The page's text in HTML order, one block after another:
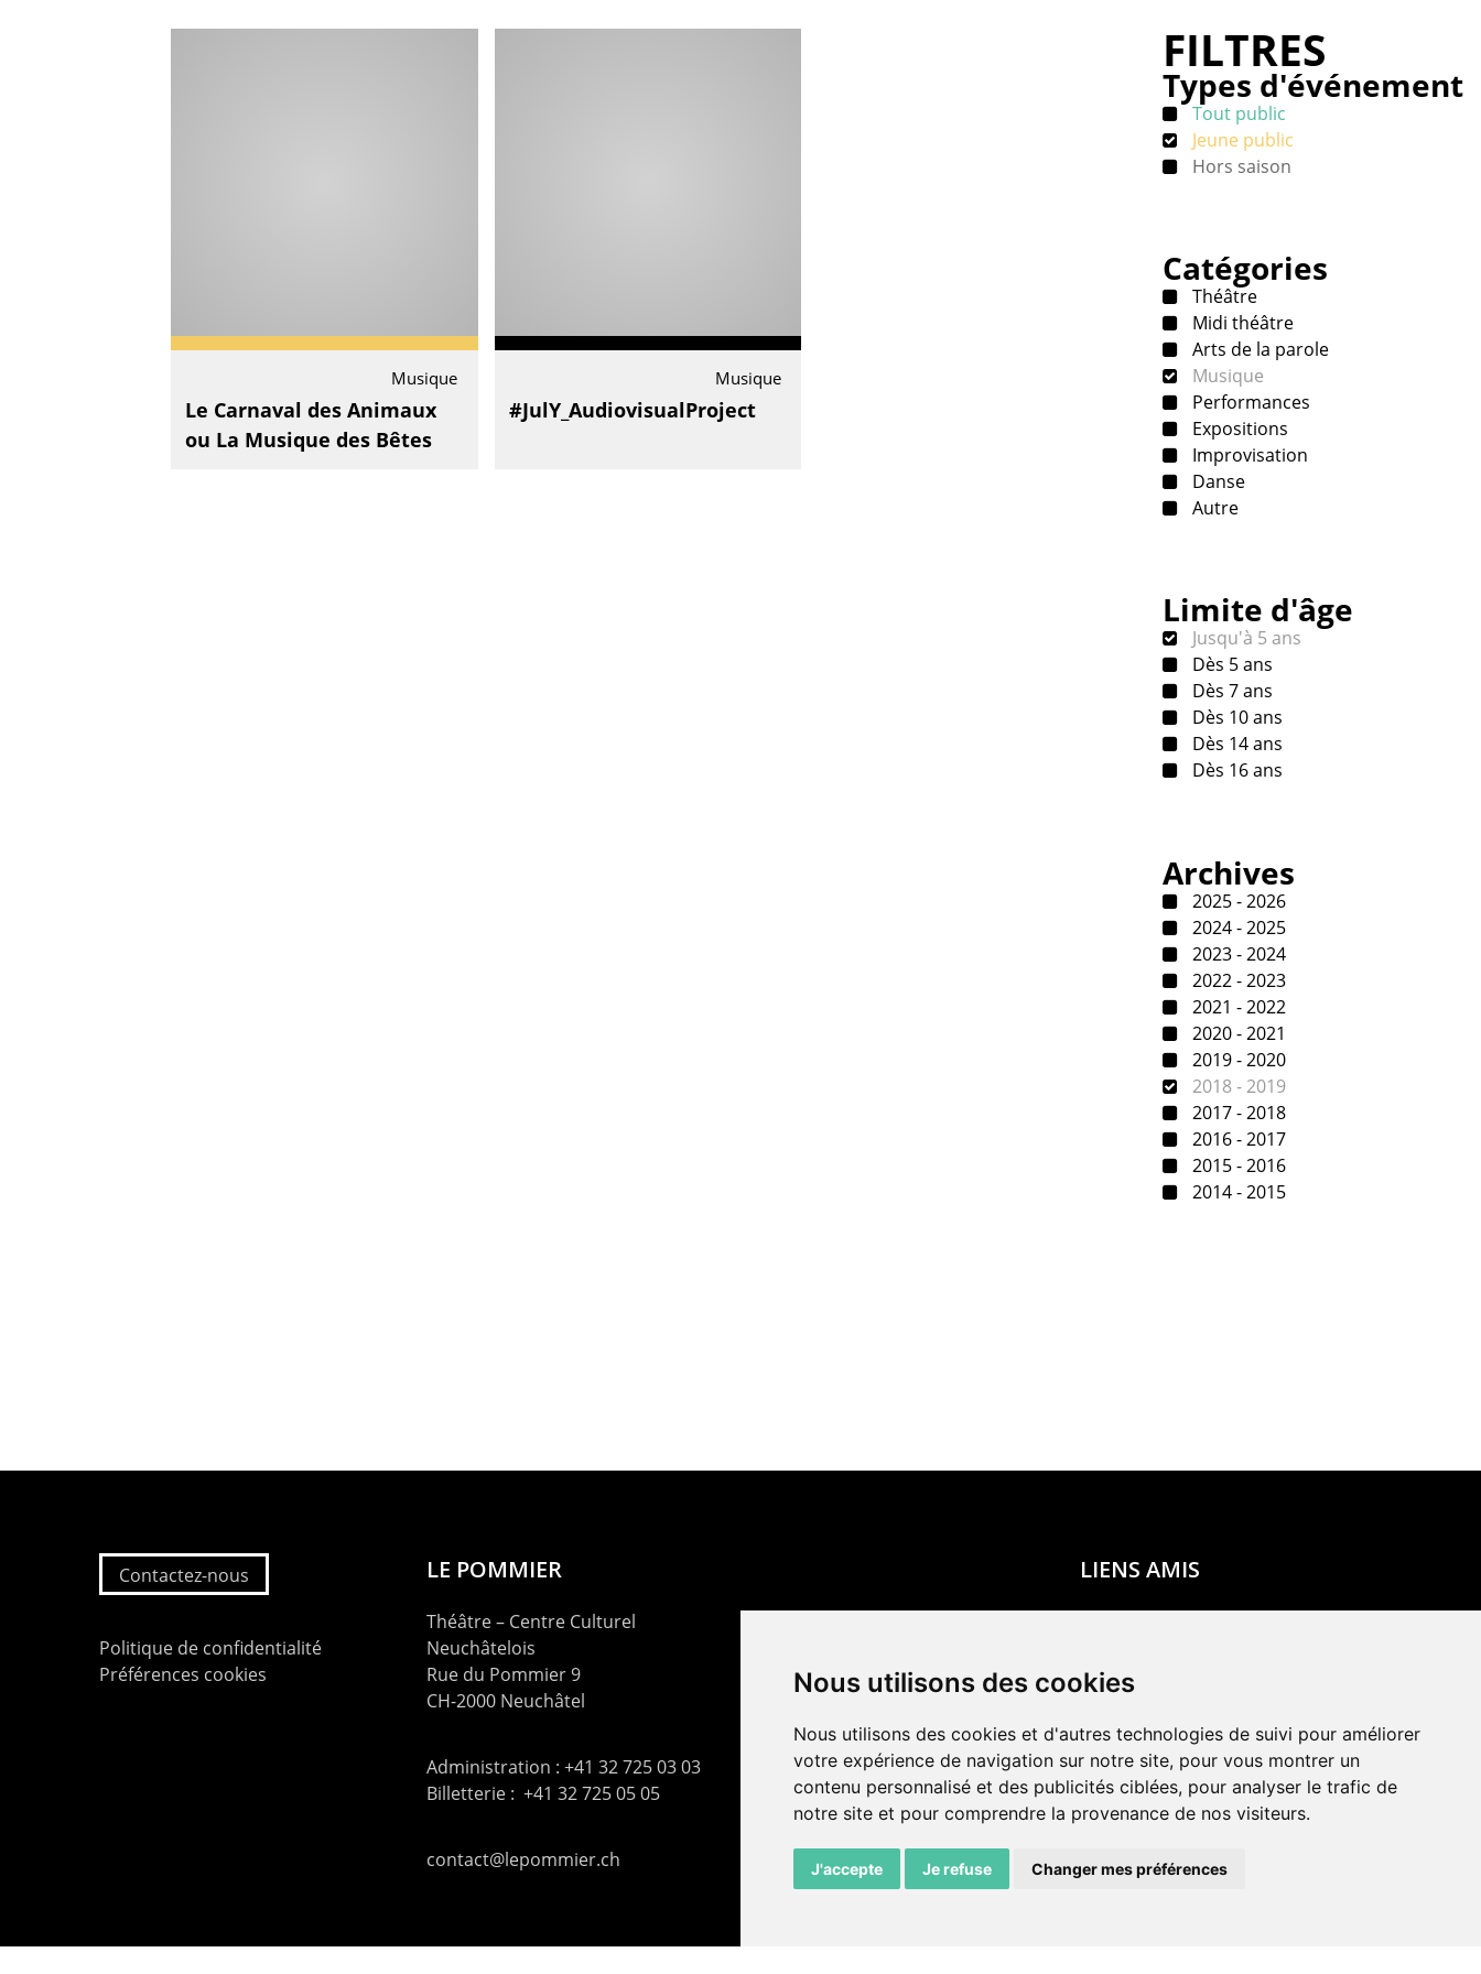
Nous utilisons des cookies
Nous utilisons des cookies et d'autres technologies de suivi pour améliorer
votre expérience de navigation sur notre site, pour vous montrer un
contenu personnalisé et des publicités ciblées, pour analyser le trafic de
notre site et pour comprendre la provenance de nos visiteurs.
J'accepte Je refuse Changer mes préférences
Musique
Le Carnaval des Animaux
ou La Musique des Bêtes
Musique
#JulY_AudiovisualProject
FILTRES
Types d'événement
Tout public
Jeune public
Hors saison
Catégories
Théâtre
Midi théâtre
Arts de la parole
Musique
Performances
Expositions
Improvisation
Danse
Autre
Limite d'âge
Jusqu'à 5 ans
Dès 5 ans
Dès 7 ans
Dès 10 ans
Dès 14 ans
Dès 16 ans
Archives
2025 - 2026
2024 - 2025
2023 - 2024
2022 - 2023
2021 - 2022
2020 - 2021
2019 - 2020
2018 - 2019
2017 - 2018
2016 - 2017
2015 - 2016
2014 - 2015
Contactez-nous
Politique de confidentialité
Préférences cookies
LE POMMIER
Théâtre – Centre Culturel
Neuchâtelois
Rue du Pommier 9
CH-2000 Neuchâtel
Administration : +41 32 725 03 03
Billetterie : +41 32 725 05 05
contact@lepommier.ch
LIENS AMIS